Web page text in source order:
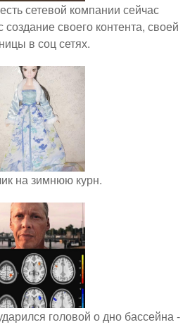
сетевой компании сейчас
своего контента, своей
в соц сетях.
на зимнюю курн.
головой о дно бассейна -